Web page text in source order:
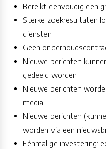
Bereikt eenvoudig een
Sterke zoekresultaten
diensten
Geen
Nieuwe berichten
gedeeld worden
Nieuwe berichten
media
Nieuwe berichten
worden via een
Eénmalige investering: